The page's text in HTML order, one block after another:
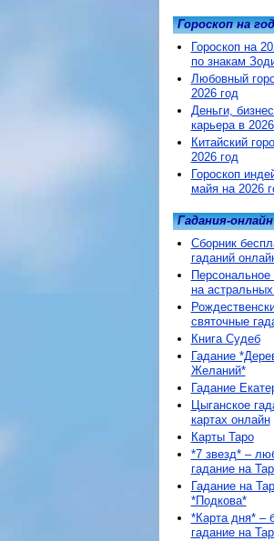
Гороскоп на год
Гороскоп на
по знакам
Любовный
2026 год
Деньги,
карьера в
Китайский
2026 год
Гороскоп
майя на 2026
Гадания-онлайн
Сборник
гаданий
Персональное
на астральных
святочные
Книга Судеб
Гадание
Желаний*
Гадание
Цыганское
картах онлайн
Карты Таро
*7 звезд* –
гадание на
Гадание на
*Подкова*
*Карта дня* –
гадание на